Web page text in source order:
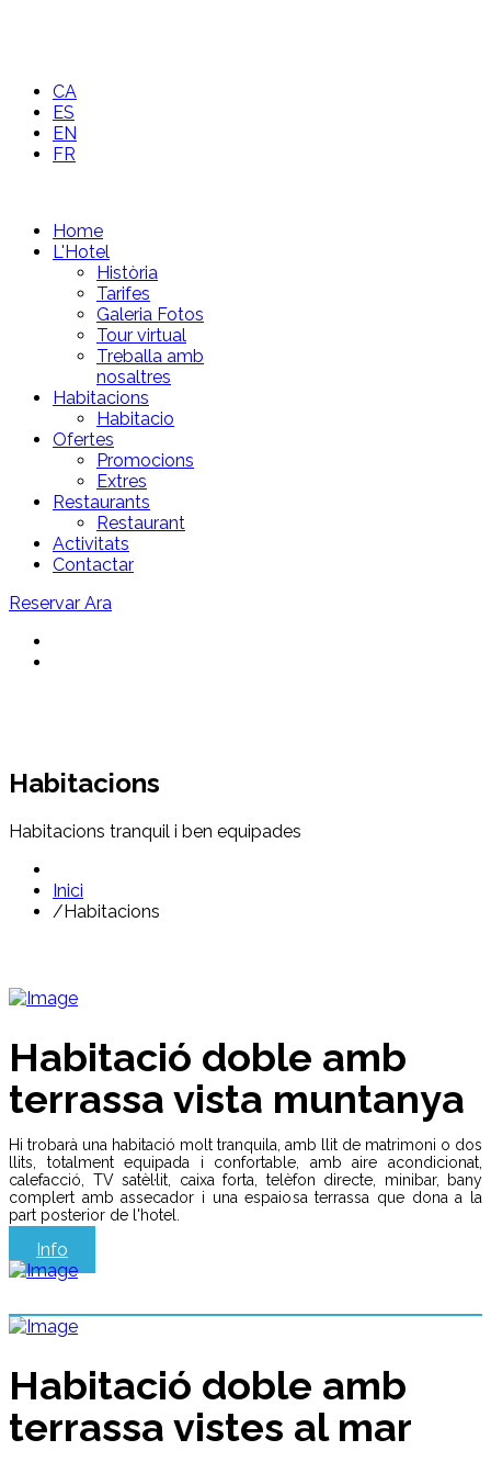
CA
ES
EN
FR
Home
L'Hotel
Història
Tarifes
Galeria Fotos
Tour virtual
Treballa amb
nosaltres
Habitacions
Habitacio
Ofertes
Promocions
Extres
Restaurants
Restaurant
Activitats
Contactar
Reservar Ara
Habitacions
Habitacions tranquil i ben equipades
Inici
/Habitacions
Habitació doble amb
terrassa vista muntanya
Hi trobarà una habitació molt tranquila, amb llit de matrimoni o dos
llits, totalment equipada i confortable, amb aire acondicionat,
calefacció, TV satèl·lit, caixa forta, telèfon directe, minibar, bany
complert amb assecador i una espaiosa terrassa que dona a la
part posterior de l'hotel.
Info
Habitació doble amb
terrassa vistes al mar